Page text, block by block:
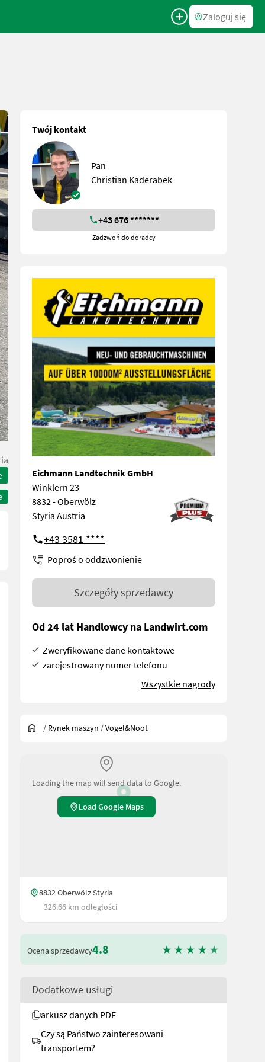
Zaloguj się
Twój kontakt
Pan
Christian Kaderabek
+43 676 *******
Zadzwoń do doradcy
Eichmann Landtechnik GmbH
Winklern 23
8832 - Oberwölz
Styria Austria
+43 3581 ****
Poproś o oddzwonienie
Szczegóły sprzedawcy
Od 24 lat Handlowcy na Landwirt.com
Zweryfikowane dane kontaktowe
zarejestrowany numer telefonu
Wszystkie nagrody
/ Rynek maszyn /Vogel&Noot
Loading the map will send data to Google.
Load Google Maps
8832 Oberwölz Styria
326.66 km odległości
Ocena sprzedawcy4.8
Dodatkowe usługi
arkusz danych PDF
Czy są Państwo zainteresowani
transportem?